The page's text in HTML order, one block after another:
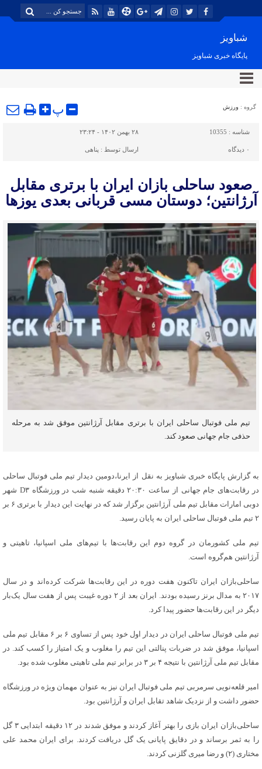
شباویز
پایگاه خبری شباویز
گروه : ورزش پ
شناسه : 10355 ۲۸ بهمن ۱۴۰۲ - ۲۳:۲۴
۰ دیدگاه ارسال توسط : پناهی
صعود ساحلی بازان ایران با برتری مقابل
آرژانتین؛ دوستان مسی قربانی بعدی یوزها
تیم ملی فوتبال ساحلی ایران با برتری مقابل آرژانتین موفق شد به مرحله
حذفی جام جهانی صعود کند.
به گزارش پایگاه خبری شباویز به نقل از ایرنا،دومین دیدار تیم ملی فوتبال ساحلی
در رقابت‌های جام جهانی از ساعت ۲۰:۳۰ دقیقه شنبه شب در ورزشگاه D۳ شهر
دوبی امارات مقابل تیم ملی آرژانتین برگزار شد که در نهایت این دیدار با برتری ۶ بر
۲ تیم ملی فوتبال ساحلی ایران به پایان رسید.
تیم ملی کشورمان در گروه دوم این رقابت‌ها با تیم‌های ملی اسپانیا، تاهیتی و
آرژانتین هم‌گروه است.
ساحلی‌بازان ایران تاکنون هفت دوره در این رقابت‌ها شرکت کرده‌اند و در سال
۲۰۱۷ به مدال برنز رسیده بودند. ایران بعد از ۲ دوره غیبت پس از هفت سال یک‌بار
دیگر در این رقابت‌ها حضور پیدا کرد.
تیم ملی فوتبال ساحلی ایران در دیدار اول خود پس از تساوی ۶ بر ۶ مقابل تیم ملی
اسپانیا، موفق شد در ضربات پنالتی این تیم را مغلوب و یک امتیاز را کسب کند. در
مقابل تیم ملی آرژانتین با نتیجه ۴ بر ۳ در برابر تیم ملی تاهیتی مغلوب شده بود.
امیر قلعه‌نویی سرمربی تیم ملی فوتبال ایران نیز به عنوان مهمان ویژه در ورزشگاه
حضور داشت و از نزدیک شاهد تقابل ایران و آرژانتین بود.
ساحلی‌بازان ایران بازی را بهتر آغاز کردند و موفق شدند در ۱۲ دقیقه ابتدایی ۳ گل
را به ثمر برساند و در دقایق پایانی یک گل دریافت کردند. برای ایران محمد علی
مختاری (۲) و رضا میری گلزنی کردند.